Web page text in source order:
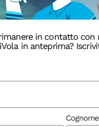
in contatto
in anteprima?
Cognome